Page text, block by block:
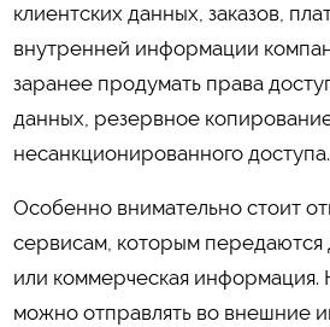
клиентских данных, заказов,
внутренней информации
заранее продумать права
данных, резервное
несанкционированного доступа.
Особенно внимательно стоит
сервисам, которым передаются
или коммерческая информация.
можно отправлять во внешние